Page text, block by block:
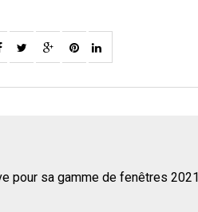
pour sa gamme de fenêtres 2021